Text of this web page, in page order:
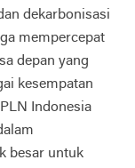
dekarbonisasi
mempercepat
depan yang
kesempatan
Indonesia
besar untuk